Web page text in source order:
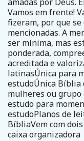
Vamos em frente!
fizeram, por que
mencionadas. A
ser mínima, mas
ponderada,
acreditada e
latinasÚnica para
estudoÚnica Bíblia
mulheres ou
estudo para
estudoPlanos de
BíbliaVem com
caixa organizadora